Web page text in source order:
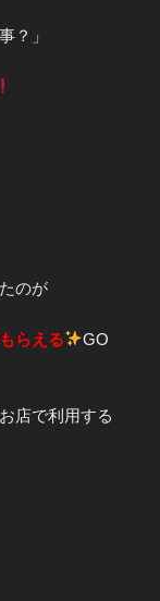
？」
のが
らえる
GO
店で利用する